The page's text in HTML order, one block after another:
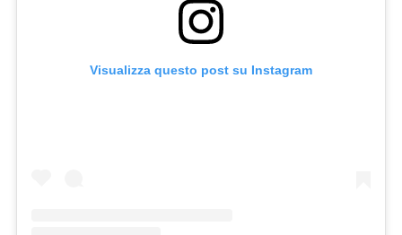
Visualizza questo post su Instagram